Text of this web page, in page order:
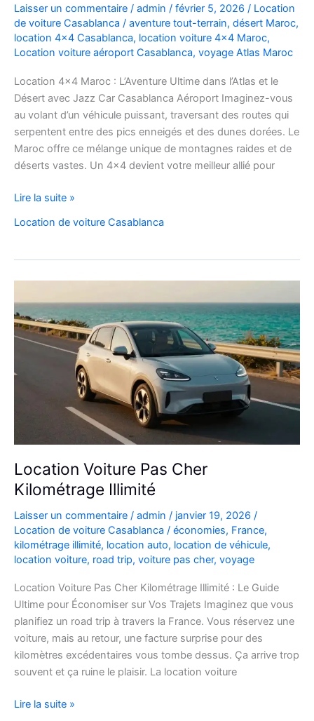
Laisser un commentaire / admin / février 5, 2026 / Location
de voiture Casablanca / aventure tout-terrain, désert Maroc,
location 4x4 Casablanca, location voiture 4x4 Maroc,
Location voiture aéroport Casablanca, voyage Atlas Maroc
Location 4×4 Maroc : L’Aventure Ultime dans l’Atlas et le
Désert avec Jazz Car Casablanca Aéroport Imaginez-vous
au volant d’un véhicule puissant, traversant des routes qui
serpentent entre des pics enneigés et des dunes dorées. Le
Maroc offre ce mélange unique de montagnes raides et de
déserts vastes. Un 4×4 devient votre meilleur allié pour
location
voiture
au
Maroc
explorer
l’Atlas
Lire la suite »
Location de voiture Casablanca
Location Voiture Pas Cher
Kilométrage Illimité
Laisser un commentaire / admin / janvier 19, 2026 /
Location de voiture Casablanca / économies, France,
kilométrage illimité, location auto, location de véhicule,
location voiture, road trip, voiture pas cher, voyage
Location Voiture Pas Cher Kilométrage Illimité : Le Guide
Ultime pour Économiser sur Vos Trajets Imaginez que vous
planifiez un road trip à travers la France. Vous réservez une
voiture, mais au retour, une facture surprise pour des
kilomètres excédentaires vous tombe dessus. Ça arrive trop
souvent et ça ruine le plaisir. La location voiture
Location
Lire la suite »